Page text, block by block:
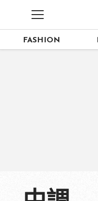
FASHION